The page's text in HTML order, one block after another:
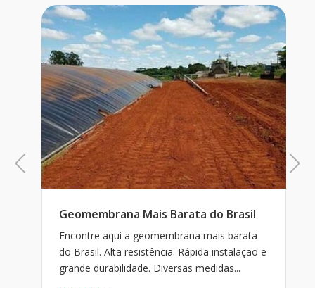
Previous
Geomembrana Mais Barata do Brasil
Encontre aqui a geomembrana mais barata
do Brasil. Alta resistência. Rápida instalação e
grande durabilidade. Diversas medidas...
Next